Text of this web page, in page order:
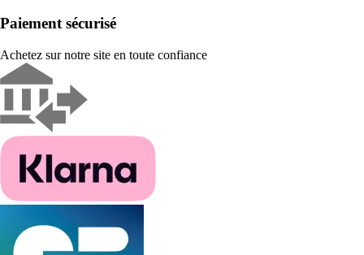
Paiement sécurisé
Achetez sur notre site en toute confiance